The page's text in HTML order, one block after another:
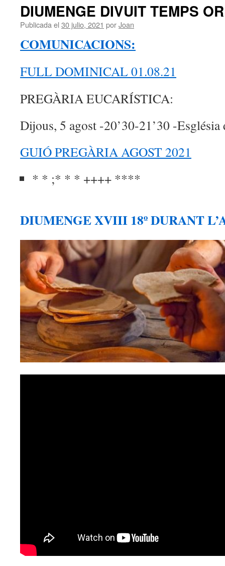
DIUMENGE DIVUIT TEMPS
Publicada el 30 julio, 2021 porJoan
COMUNICACIONS:
FULL DOMINICAL 01.08.21
PREGÀRIA EUCARÍSTICA:
Dijous, 5 agost -20’30-21’30 -
GUIÓ PREGÀRIA AGOST 2021
* * ;* * * ++++ ****
DIUMENGE XVIII 18º DURANT